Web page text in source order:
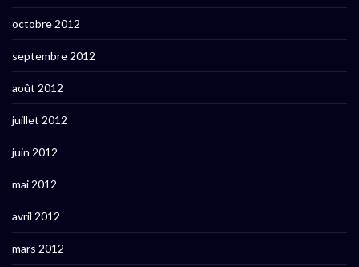
octobre 2012
septembre 2012
août 2012
juillet 2012
juin 2012
mai 2012
avril 2012
mars 2012